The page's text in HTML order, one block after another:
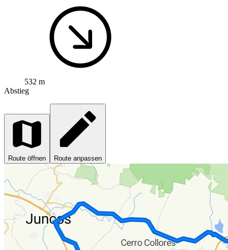
532 m
Abstieg
Route öffnen Route anpassen